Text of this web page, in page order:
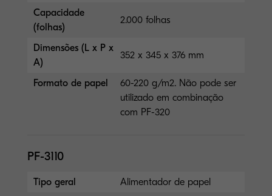
Capacidade
(folhas)
2.000 folhas
Dimensões (L x P x
A)
352 x 345 x 376 mm
Formato de papel
60-220 g/m2. Não pode ser
utilizado em combinação
com PF-320
PF-3110
Tipo geral
Alimentador de papel